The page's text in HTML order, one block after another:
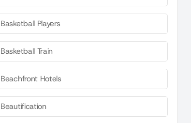
Basketball Players
Basketball Train
Beachfront Hotels
Beautification